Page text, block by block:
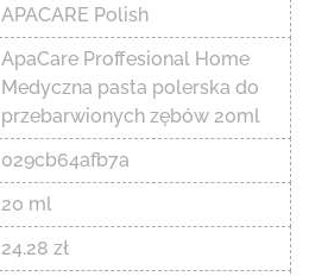
APACARE Polish
ApaCare Proffesional Home
Medyczna pasta polerska do
przebarwionych zębów 20ml
029cb64afb7a
20 ml
24.28 zł